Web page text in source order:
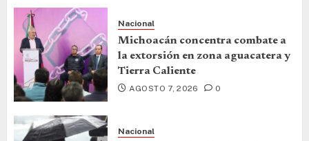
Nacional
Michoacán concentra combate a
la extorsión en zona aguacatera y
Tierra Caliente
AGOSTO 7, 2026 0
Nacional